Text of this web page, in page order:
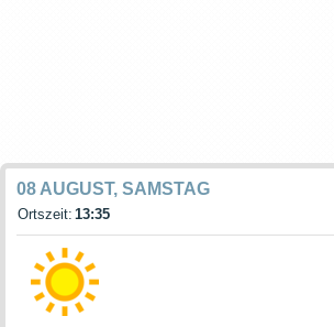
08 AUGUST, SAMSTAG
Ortszeit: 13:35